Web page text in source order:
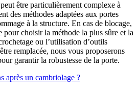
être particulièrement complexe à
des méthodes adaptées aux portes
à la structure. En cas de blocage,
pour choisir la méthode la plus sûre et la
ou l’utilisation d’outils
remplacée, nous vous proposerons
garantir la robustesse de la porte.
après un cambriolage ?